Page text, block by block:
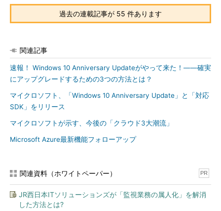
エクスプローラー
ストレージ
証明書マネージャー
「 エクスプローラー」は、「Windowsエクスプローラー」の簡
易版です。ファイルの新規作成や編集といった機能はありません
が、サーバのファイルシステムの参照とファイル／フォルダの削
除、名前の変更が行えます（
画面2「エクスプローラー」では、ファイルシステムの参
過去の連載記事が 55 件あります
関連記事
速報！ Windows 10 Anniversary Updateがやって来た！――確実
にアップグレードするための3つの方法とは？
マイクロソフト、「Windows 10 Anniversary Update」と「対応
SDK」をリリース
マイクロソフトが示す、今後の「クラウド3大潮流」
Microsoft Azure最新機能フォローアップ
関連資料（ホワイトペーパー） PR
JR西日本ITソリューションズが「監視業務の属人化」を解消
した方法とは?